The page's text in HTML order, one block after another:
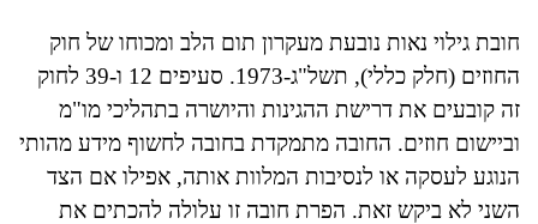
חובת גילוי נאות נובעת מעקרון תום הלב ומכוחו של חוק
החוזים (חלק כללי), תשל"ג-1973. סעיפים 12 ו-39 לחוק
זה קובעים את דרישת ההגינות והיושרה בתהליכי מו"מ
וביישום חוזים. החובה מתמקדת בחובה לחשוף מידע מהותי
הנוגע לעסקה או לנסיבות המלוות אותה, אפילו אם הצד
השני לא ביקש זאת. הפרת חובה זו עלולה להכתים את